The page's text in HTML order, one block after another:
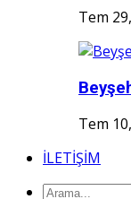
Tem
Tem
İLETİŞİM